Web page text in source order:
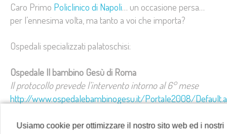
Usiamo cookie per ottimizzare il nostro sito web ed i nostri
Caro Primo Policlinico di Napoli… un occasione persa…
per l’ennesima volta, ma tanto a voi che importa?
Ospedali specializzati palatoschisi:
Ospedale Il bambino Gesù di Roma
Il protocollo prevede l’intervento intorno al 6° mese
http://www.ospedalebambinogesu.it/Portale2008/